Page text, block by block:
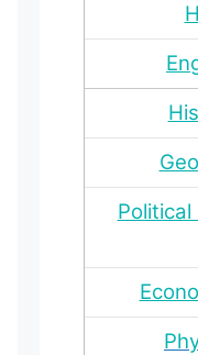
Political